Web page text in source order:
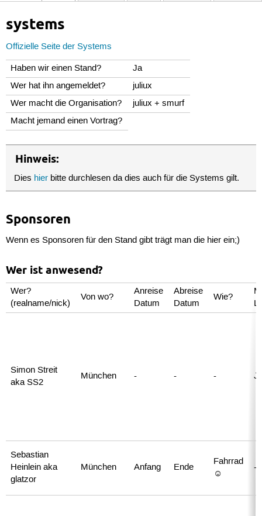
systems
Offizielle Seite der Systems
Haben wir einen Stand?
Ja
Wer hat ihn angemeldet?
juliux
Wer macht die Organisation?
juliux + smurf
Macht jemand einen Vortrag?
Hinweis:
Dies hier bitte durchlesen da dies auch für die Systems gilt.
Sponsoren
Wenn es Sponsoren für den Stand gibt trägt man die hier ein;)
Wer ist anwesend?
Wer?
(realname/nick)
Von wo?
Anreise
Datum
Abreise
Datum
Wie?
Simon Streit
aka SS2
München - - -
Sebastian
Heinlein aka
glatzor
München Anfang Ende
Fahrrad
☺
-